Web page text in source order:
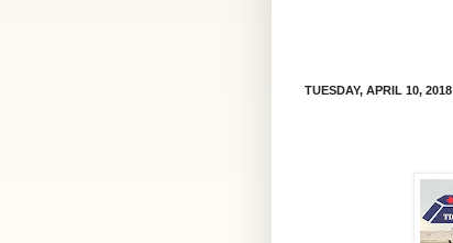
TUESDAY, APRIL 10, 2018